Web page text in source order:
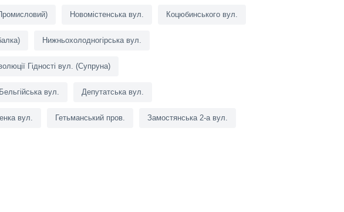
Новомістенська вул. Коцюбинського вул.
Нижньохолодногірська вул.
Гідності вул. (Супруна)
Бельгійська вул. Депутатська вул.
вул. Гетьманський пров. Замостянська 2-а вул.